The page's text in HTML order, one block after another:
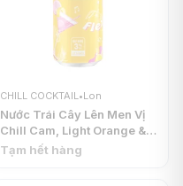
CHILL COCKTAIL•Lon
Nước Trái Cây Lên Men Vị
Chill Cam, Light Orange &
Vodka, 3% (330ml) - CHILL
Tạm hết hàng